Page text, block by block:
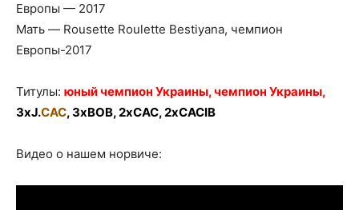
Европы — 2017
Мать — Rousette Roulette Bestiyana, чемпион
Европы-2017
Титулы: юный чемпион Украины, чемпион Украины,
3xJ.CAC, 3xBOB, 2xCAC, 2xCACIB
Видео о нашем норвиче: